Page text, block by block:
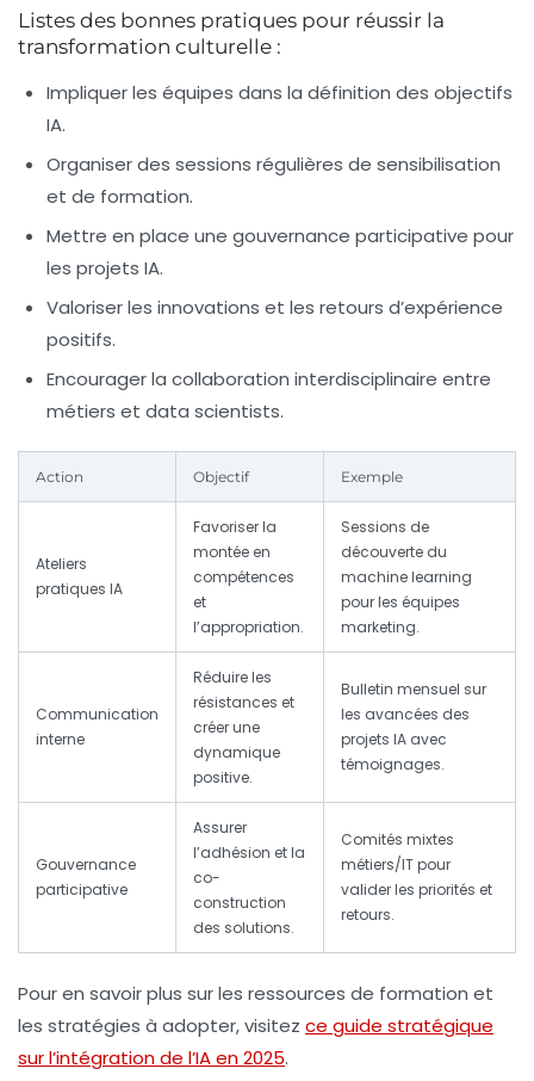
Listes des bonnes pratiques pour réussir la
transformation culturelle :
Impliquer les équipes dans la définition des objectifs
IA.
Organiser des sessions régulières de sensibilisation
et de formation.
Mettre en place une gouvernance participative pour
les projets IA.
Valoriser les innovations et les retours d’expérience
positifs.
Encourager la collaboration interdisciplinaire entre
métiers et data scientists.
Action Objectif Exemple
Ateliers
pratiques IA
Favoriser la
montée en
compétences
et
l’appropriation.
Sessions de
découverte du
machine learning
pour les équipes
marketing.
Communication
interne
Réduire les
résistances et
créer une
dynamique
positive.
Bulletin mensuel sur
les avancées des
projets IA avec
témoignages.
Gouvernance
participative
Assurer
l’adhésion et la
co-
construction
des solutions.
Comités mixtes
métiers/IT pour
valider les priorités et
retours.
Pour en savoir plus sur les ressources de formation et
les stratégies à adopter, visitez ce guide stratégique
sur l’intégration de l’IA en 2025.